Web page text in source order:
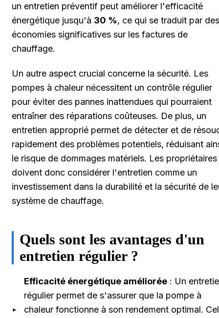
un entretien préventif peut améliorer l'efficacité
énergétique jusqu'à 30 %, ce qui se traduit par des
économies significatives sur les factures de
chauffage.
Un autre aspect crucial concerne la sécurité. Les
pompes à chaleur nécessitent un contrôle régulier
pour éviter des pannes inattendues qui pourraient
entraîner des réparations coûteuses. De plus, un
entretien approprié permet de détecter et de
rapidement des problèmes potentiels, réduisant
le risque de dommages matériels. Les propriétaires
doivent donc considérer l'entretien comme un
investissement dans la durabilité et la sécurité de
système de chauffage.
Quels sont les avantages d'un
entretien régulier ?
Efficacité énergétique améliorée : Un
régulier permet de s'assurer que la pompe à
chaleur fonctionne à son rendement optimal.